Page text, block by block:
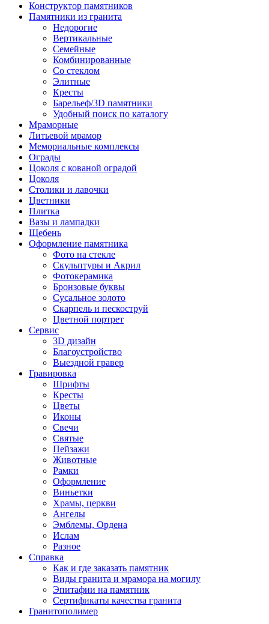
Конструктор памятников
Памятники из гранита
Недорогие
Вертикальные
Семейные
Комбинированные
Со стеклом
Элитные
Кресты
Барельеф/3D памятники
Удобный поиск по каталогу
Мраморные
Литьевой мрамор
Мемориальные комплексы
Ограды
Цоколя с кованой оградой
Цоколя
Столики и лавочки
Цветники
Плитка
Вазы и лампадки
Щебень
Оформление памятника
Фото на стекле
Скульптуры и Акрил
Фотокерамика
Бронзовые буквы
Сусальное золото
Скарпель и пескоструй
Цветной портрет
Сервис
3D дизайн
Благоустройство
Выездной гравер
Гравировка
Шрифты
Кресты
Цветы
Иконы
Свечи
Святые
Пейзажи
Животные
Рамки
Оформление
Виньетки
Храмы, церкви
Ангелы
Эмблемы, Ордена
Ислам
Разное
Справка
Как и где заказать памятник
Виды гранита и мрамора на могилу
Эпитафии на памятник
Сертификаты качества гранита
Гранитополимер